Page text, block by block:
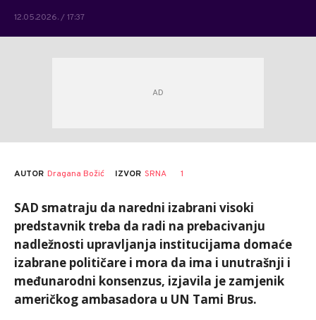
12.05.2026. / 17:37
AUTOR Dragana Božić IZVOR SRNA 1
SAD smatraju da naredni izabrani visoki
predstavnik treba da radi na prebacivanju
nadležnosti upravljanja institucijama domaće
izabrane političare i mora da ima i unutrašnji i
međunarodni konsenzus, izjavila je zamjenik
američkog ambasadora u UN Tami Brus.